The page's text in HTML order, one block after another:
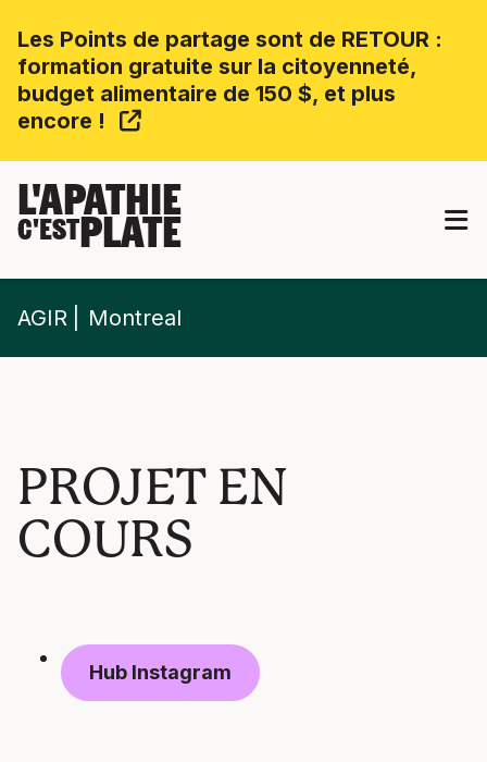
Les Points de partage sont de RETOUR :
formation gratuite sur la citoyenneté,
budget alimentaire de 150 $, et plus
encore !
L'APATHIE
C'ESTPLATE
AGIR Montreal
PROJET EN
COURS
Hub Instagram